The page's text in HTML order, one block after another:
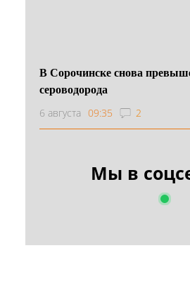
В Сорочинске снова
сероводорода
6 августа 09:35 2
Мы в